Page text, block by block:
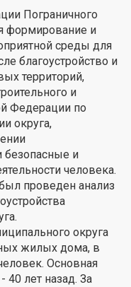
Пограничного
формирование и
среды для
благоустройство и
территорий,
и
Федерации по
округа,
безопасные и
человека.
проведен анализ
округа
жилых дома, в
Основная
40 лет назад. За